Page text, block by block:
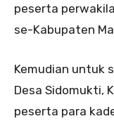
peserta
se-Kabupaten
Kemudian untuk
Desa Sidomukti,
peserta para